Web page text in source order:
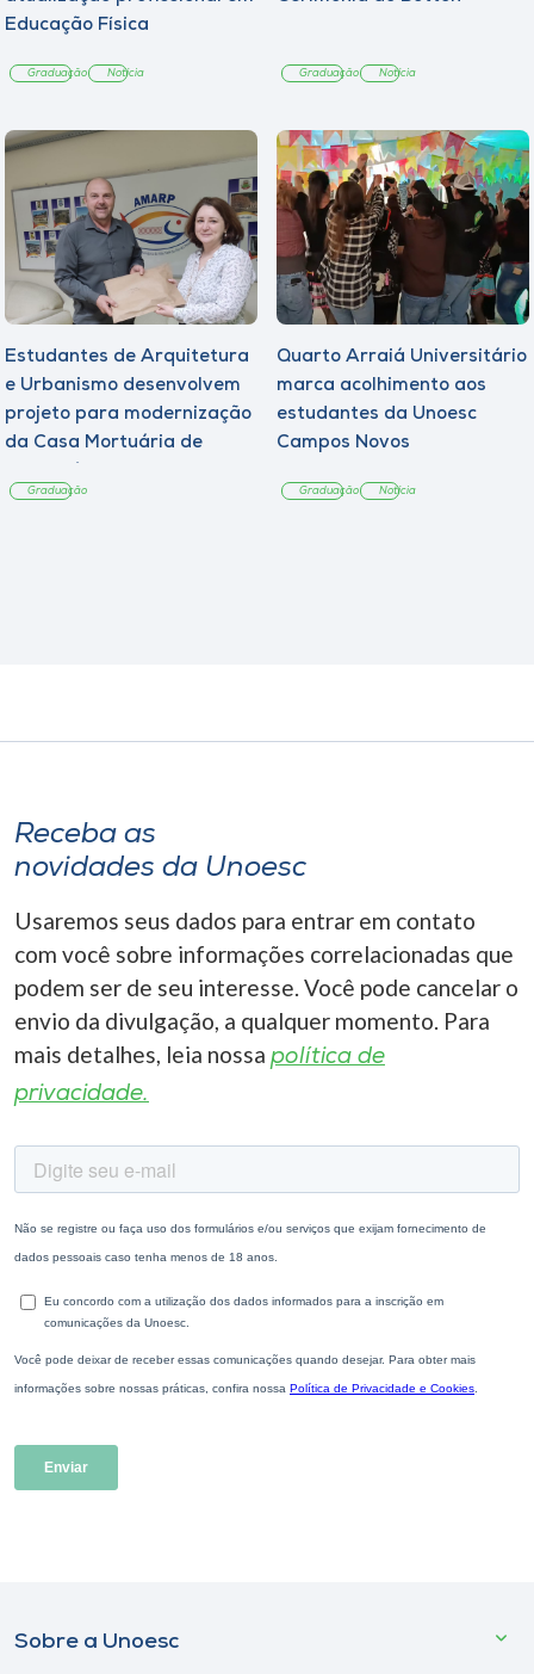
Educação Física
Graduação Notícia Graduação Notícia
Estudantes de Arquitetura
e Urbanismo desenvolvem
projeto para modernização
da Casa Mortuária de
Graduação
Quarto Arraiá Universitário
marca acolhimento aos
estudantes da Unoesc
Campos Novos
Graduação Notícia
Receba as
novidades da Unoesc
Usaremos seus dados para entrar em contato
com você sobre informações correlacionadas que
podem ser de seu interesse. Você pode cancelar o
envio da divulgação, a qualquer momento. Para
mais detalhes, leia nossa política de
privacidade.
Sobre a Unoesc